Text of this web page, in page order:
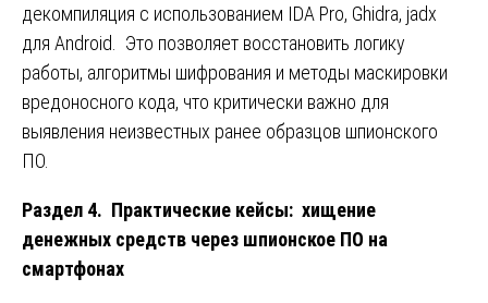
декомпиляция с использованием IDA Pro, Ghidra, jadx
для Android. Это позволяет восстановить логику
работы, алгоритмы шифрования и методы маскировки
вредоносного кода, что критически важно для
выявления неизвестных ранее образцов шпионского
ПО.
Раздел 4. Практические кейсы: хищение
денежных средств через шпионское ПО на
смартфонах